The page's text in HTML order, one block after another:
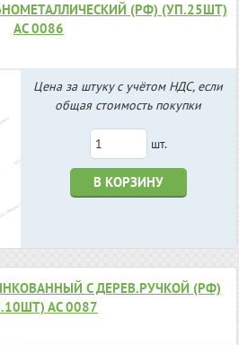
(РФ) (УП.25ШТ)
АС 0086
Цена за штуку с учётом НДС, если
общая стоимость покупки
шт.
В КОРЗИНУ
С ДЕРЕВ.РУЧКОЙ (РФ)
АС 0087